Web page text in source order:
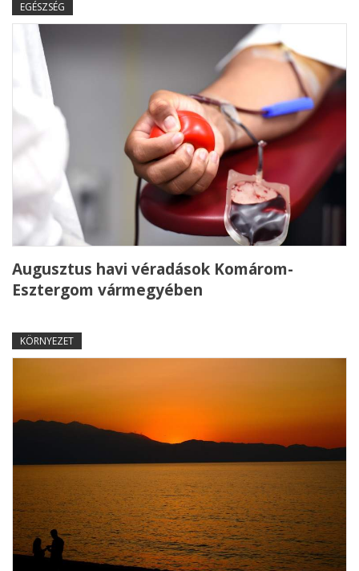
EGÉSZSÉG
Augusztus havi véradások Komárom-
Esztergom vármegyében
KÖRNYEZET